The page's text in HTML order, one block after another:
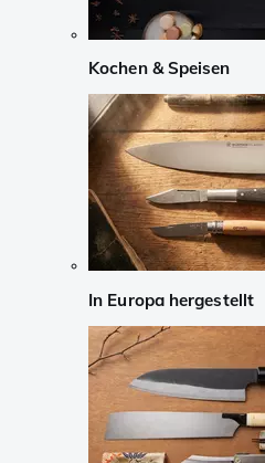
Kochen & Speisen
In Europa hergestellt